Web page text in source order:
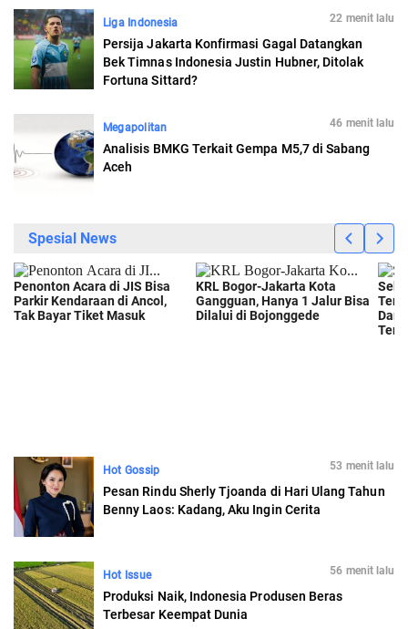
Liga Indonesia 22 menit lalu
Persija Jakarta Konfirmasi Gagal Datangkan
Bek Timnas Indonesia Justin Hubner, Ditolak
Fortuna Sittard?
Megapolitan 46 menit lalu
Analisis BMKG Terkait Gempa M5,7 di Sabang
Aceh
Hot Gossip 53 menit lalu
Pesan Rindu Sherly Tjoanda di Hari Ulang Tahun
Benny Laos: Kadang, Aku Ingin Cerita
Hot Issue 56 menit lalu
Produksi Naik, Indonesia Produsen Beras
Terbesar Keempat Dunia